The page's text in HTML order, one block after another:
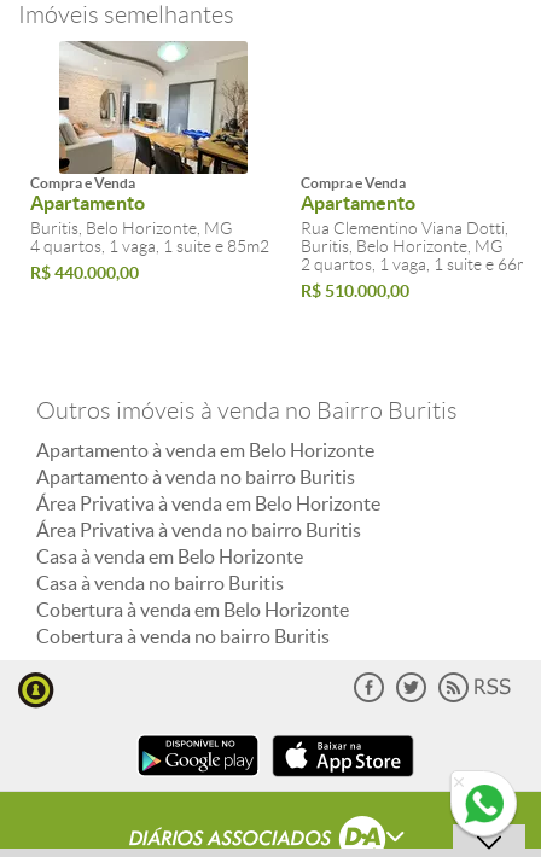
Imóveis semelhantes
Compra e Venda
Apartamento
Buritis, Belo Horizonte, MG
4 quartos, 1 vaga, 1 suite e 85m2
R$ 440.000,00
Compra e Venda
Apartamento
Rua Clementino Viana Dotti,
Buritis, Belo Horizonte, MG
2 quartos, 1 vaga, 1 suite e 66m2
R$ 510.000,00
Outros imóveis à venda no Bairro Buritis
Apartamento à venda em Belo Horizonte
Apartamento à venda no bairro Buritis
Área Privativa à venda em Belo Horizonte
Área Privativa à venda no bairro Buritis
Casa à venda em Belo Horizonte
Casa à venda no bairro Buritis
Cobertura à venda em Belo Horizonte
Cobertura à venda no bairro Buritis